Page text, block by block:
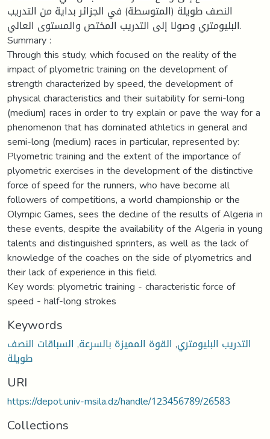
النصف طويلة (المتوسطة) في الجزائر بداية من التدريب
البليومتري وصولا إلى التدريب المختص والمستوى العالي.
Summary :
Through this study, which focused on the reality of the
impact of plyometric training on the development of
strength characterized by speed, the development of
physical characteristics and their suitability for semi-long
(medium) races in order to try explain or pave the way for a
phenomenon that has dominated athletics in general and
semi-long (medium) races in particular, represented by:
Plyometric training and the extent of the importance of
plyometric exercises in the development of the distinctive
force of speed for the runners, who have become all
followers of competitions, a world championship or the
Olympic Games, sees the decline of the results of Algeria in
these events, despite the availability of the Algeria in young
talents and distinguished sprinters, as well as the lack of
knowledge of the coaches on the side of plyometrics and
their lack of experience in this field.
Key words: plyometric training - characteristic force of
speed - half-long strokes
Keywords
التدريب البليومتري, القوة المميزة بالسرعة, السباقات النصف
طويلة
URI
https://depot.univ-msila.dz/handle/123456789/26583
Collections